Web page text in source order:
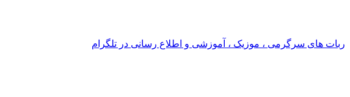
ربات های سرگرمی ، موزیک ، آموزشی و اطلاع رسانی در تلگرام